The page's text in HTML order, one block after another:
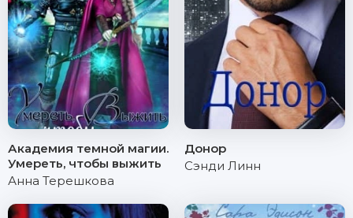
Академия темной магии.
Умереть, чтобы выжить
Анна Терешкова
Донор
Сэнди Линн